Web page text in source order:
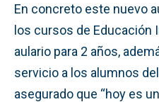
En concreto este nuevo
los cursos de Educación
aulario para 2 años,
servicio a los alumnos
asegurado que “hoy es